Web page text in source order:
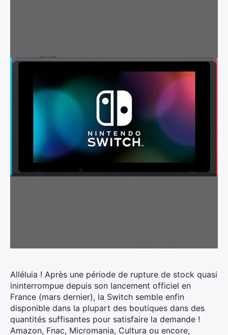
Alléluia ! Après une période de rupture de stock quasi
ininterrompue depuis son lancement officiel en
France (mars dernier), la Switch semble enfin
disponible dans la plupart des boutiques dans des
quantités suffisantes pour satisfaire la demande !
Amazon, Fnac, Micromania, Cultura ou encore,